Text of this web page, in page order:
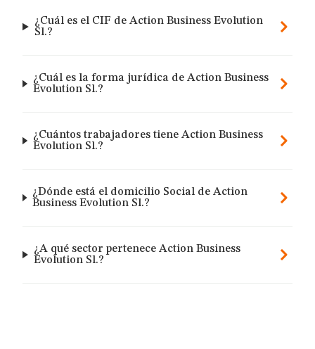
¿Cuál es el CIF de Action Business Evolution
Sl.?
¿Cuál es la forma jurídica de Action Business
Evolution Sl.?
¿Cuántos trabajadores tiene Action Business
Evolution Sl.?
¿Dónde está el domicilio Social de Action
Business Evolution Sl.?
¿A qué sector pertenece Action Business
Evolution Sl.?